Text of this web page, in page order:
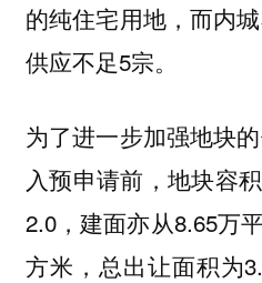
的纯住宅用地，而内
供应不足5宗。
为了进一步加强地块
入预申请前，地块容
2.0，建面亦从8.65万
方米，总出让面积为